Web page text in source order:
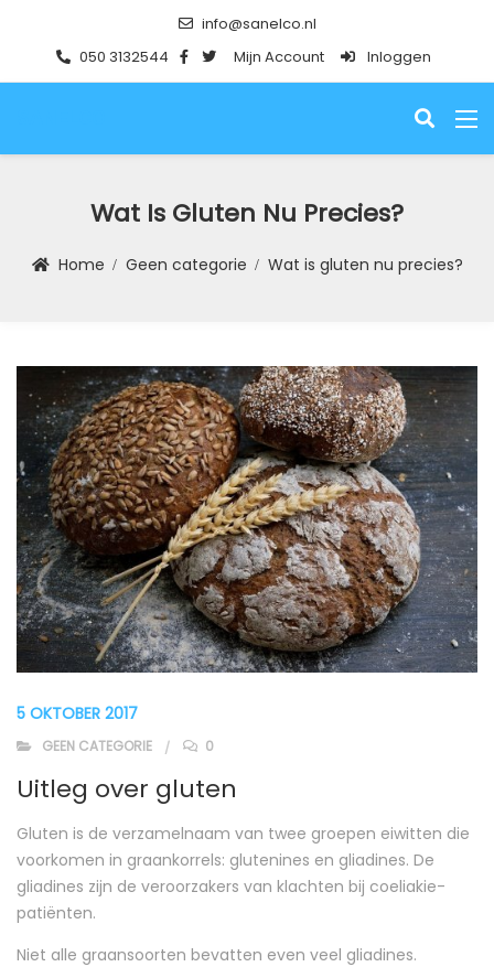
info@sanelco.nl
050 3132544
Mijn Account Inloggen
Wat Is Gluten Nu Precies?
Home Geen categorie Wat is gluten nu precies?
5 OKTOBER 2017
GEEN CATEGORIE 0
Uitleg over gluten
Gluten is de verzamelnaam van twee groepen eiwitten die
voorkomen in graankorrels: glutenines en gliadines. De
gliadines zijn de veroorzakers van klachten bij coeliakie-
patiënten.
Niet alle graansoorten bevatten even veel gliadines.